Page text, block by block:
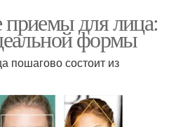
для лица:
формы
пошагово состоит из